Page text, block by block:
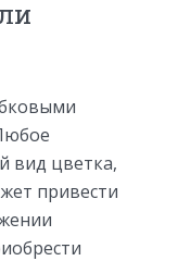
вид цветка,
привести